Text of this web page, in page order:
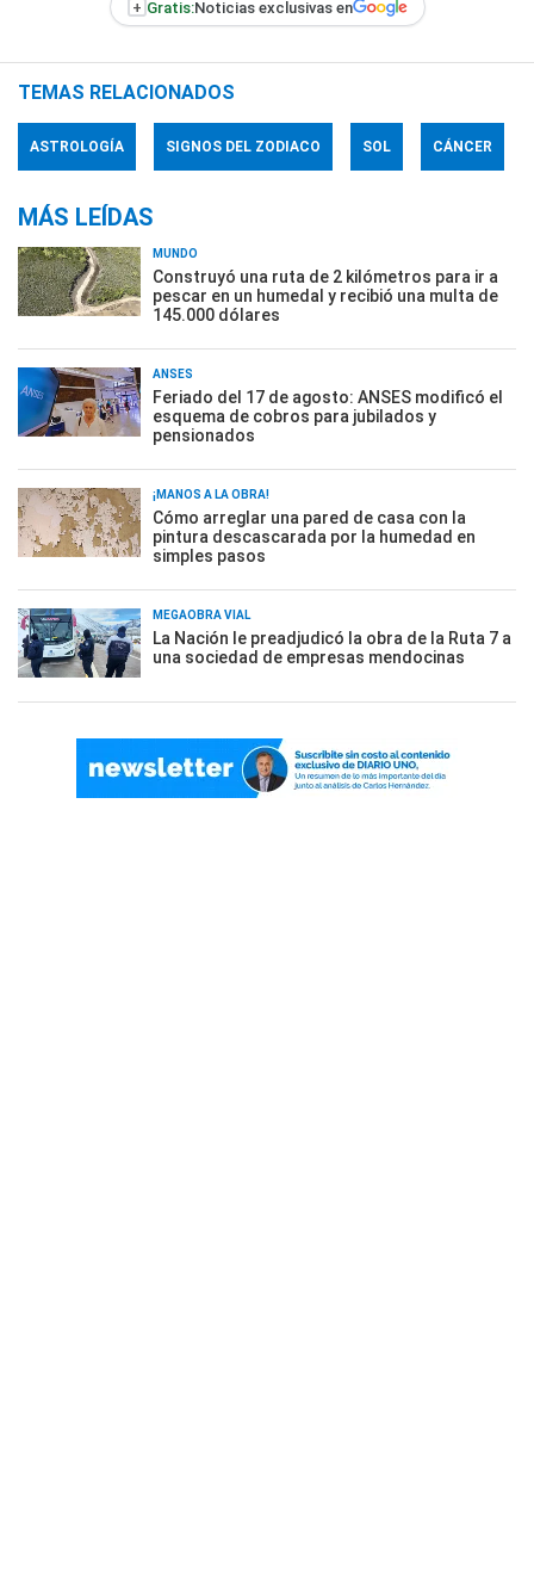
+ Gratis:Noticias exclusivas en
TEMAS RELACIONADOS
ASTROLOGÍA SIGNOS DEL ZODIACO SOL CÁNCER
MÁS LEÍDAS
MUNDO
Construyó una ruta de 2 kilómetros para ir a
pescar en un humedal y recibió una multa de
145.000 dólares
ANSES
Feriado del 17 de agosto: ANSES modificó el
esquema de cobros para jubilados y
pensionados
¡MANOS A LA OBRA!
Cómo arreglar una pared de casa con la
pintura descascarada por la humedad en
simples pasos
MEGAOBRA VIAL
La Nación le preadjudicó la obra de la Ruta 7 a
una sociedad de empresas mendocinas